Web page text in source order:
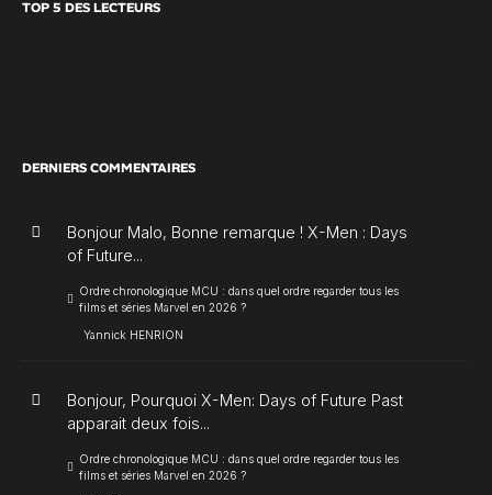
TOP 5 DES LECTEURS
DERNIERS COMMENTAIRES
Bonjour Malo, Bonne remarque ! X-Men : Days
of Future...
Ordre chronologique MCU : dans quel ordre regarder tous les
films et séries Marvel en 2026 ?
Yannick HENRION
Bonjour, Pourquoi X-Men: Days of Future Past
apparait deux fois...
Ordre chronologique MCU : dans quel ordre regarder tous les
films et séries Marvel en 2026 ?